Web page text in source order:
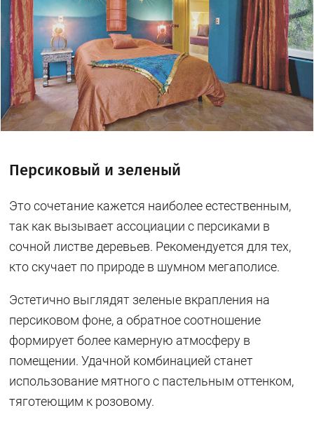
Персиковый и зеленый
Это сочетание кажется наиболее естественным,
так как вызывает ассоциации с персиками в
сочной листве деревьев. Рекомендуется для тех,
кто скучает по природе в шумном мегаполисе.
Эстетично выглядят зеленые вкрапления на
персиковом фоне, а обратное соотношение
формирует более камерную атмосферу в
помещении. Удачной комбинацией станет
использование мятного с пастельным оттенком,
тяготеющим к розовому.